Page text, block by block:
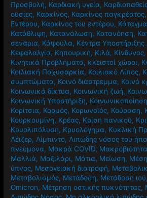
Προσβολή, Καρδιακή υγεία,
ουσίες, Καρκίνος, Καρκίνος παγκρέατος,
Εντέρου, Καρκίνος του εντέρου, Κάταγμα
Κατάθλιψη, Κατανάλωση, Κατανόηση,
σενάρια, Κάψουλα, Κέντρα
Κεφαλαλγία, Κηπουρική, Κιλά, Κίνδυνος,
Κινητικά Προβλήματα, κλειστοί χώροι,
Κοιλιακή Παχυσαρκία, Κοιλιακό Λίπος,
συμπτώματα, Κοινό διάστρεμμα, Κοινό
Κοινωνικά δίκτυα, Κοινωνική ζωή,
Κοινωνική Υποστήριξη, Κοινωνικοποίηση
Κορίτσια, Κορμός, Κορωνοϊός, Κούραση,
Κουρκουμίνη, Κρέας, Κρίση πανικού,
Κρυολιπόλυση, Κρυολόγημα, Κυκλική
Λέιζερ,Λίμπιντο,Λιπώδης νόσος του
πνεύμονα, Μακρά COVID, Μακροβιότητα
Μαλλιά, Μαξιλάρι, Μάτια, Μείωση, Μέση
ύπνος, Μεσογειακή διατροφή,
Μεταβολισμός, Μετάδοση, Μετάδοση ιού,
Omicron, Μέτρηση οστικής πυκνότητας,